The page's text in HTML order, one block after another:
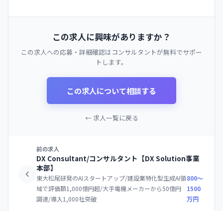
この求人に興味がありますか？
この求人への応募・詳細確認はコンサルタントが無料でサポー
トします。
この求人について相談する
← 求人一覧に戻る
前の求人
DX Consultant/コンサルタント【DX Solution事業
本部】
東大松尾研発のAIスタートアップ/建設業特化型生成AI領
域で評価額1,000億円超/大手電機メーカーから50億円
調達/導入1,000社突破
800〜
1500
万円